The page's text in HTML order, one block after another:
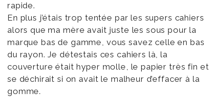
rapide.
En plus j’étais trop tentée par les supers cahiers
alors que ma mère avait juste les sous pour la
marque bas de gamme, vous savez celle en bas
du rayon. Je détestais ces cahiers là, la
couverture était hyper molle, le papier très fin et
se déchirait si on avait le malheur d’effacer à la
gomme.